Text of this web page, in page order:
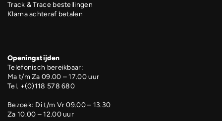
Track & Trace bestellingen
Klarna achteraf betalen
Openingstijden
Telefonisch bereikbaar:
Ma t/m Za 09.00 – 17.00 uur
Tel. +(0)118 578 680
Bezoek: Di t/m Vr 09.00 – 13.30
Za 10.00 – 12.00 uur